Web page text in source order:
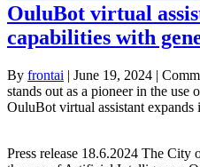
OuluBot virtual
capabilities with
By frontai | June 19, 2024 |
stands out as a pioneer in the
OuluBot virtual assistant
Press release 18.6.2024 The City